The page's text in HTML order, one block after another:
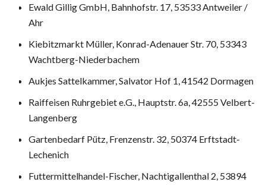
Ewald Gillig GmbH, Bahnhofstr. 17, 53533 Antweiler /
Ahr
Kiebitzmarkt Müller, Konrad-Adenauer Str. 70, 53343
Wachtberg-Niederbachem
Aukjes Sattelkammer, Salvator Hof 1, 41542 Dormagen
Raiffeisen Ruhrgebiet e.G., Hauptstr. 6a, 42555 Velbert-
Langenberg
Gartenbedarf Pütz, Frenzenstr. 32, 50374 Erftstadt-
Lechenich
Futtermittelhandel-Fischer, Nachtigallenthal 2, 53894